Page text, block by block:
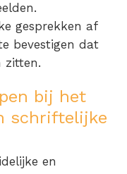
gesprekken af
bevestigen dat
zitten.
bij het
schriftelijke
en